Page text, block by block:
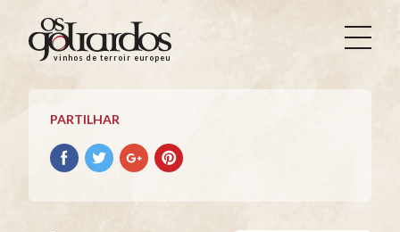
Os
Goliardos
Vinhos
Terroir
Europeus
vinhos de terroir europeus
PARTILHAR
Partilhar
no
Partilhar
no
Partilhar
no
Partilhar
no